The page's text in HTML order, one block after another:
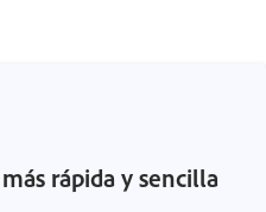
rápida y sencilla